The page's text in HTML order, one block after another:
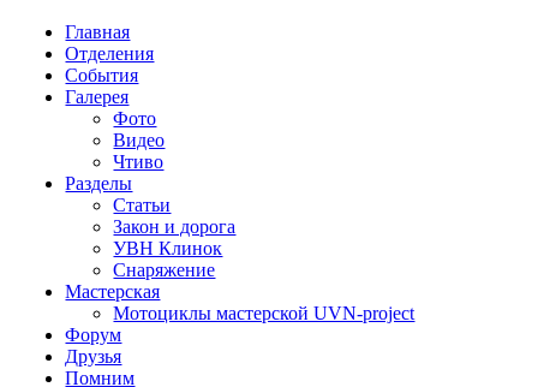
Главная
Отделения
События
Галерея
Фото
Видео
Чтиво
Разделы
Статьи
Закон и дорога
УВН Клинок
Снаряжение
Мастерская
Мотоциклы мастерской UVN-project
Форум
Друзья
Помним